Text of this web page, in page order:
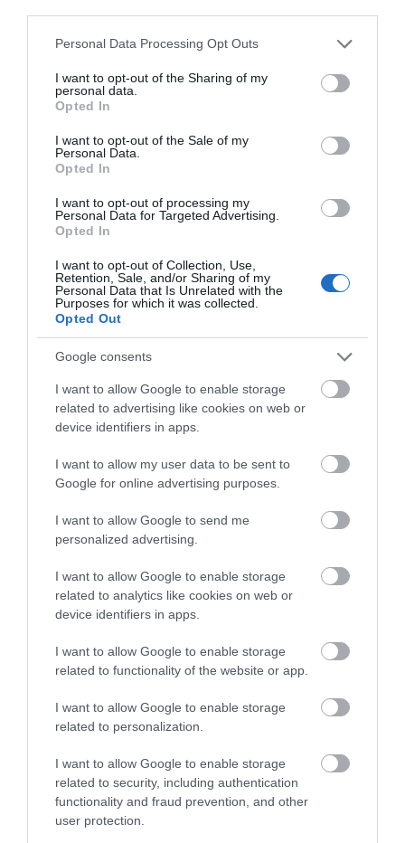
Please note that this website/app uses one or more Google
not limited to your visit or usage behaviour. You may click to
grant or deny consent to Google and its third-party tags to
use your data for below specified purposes in below Google
consent section.
Personal Data Processing Opt Outs
I want to opt-out of the Sharing of my
personal data.
Opted In
I want to opt-out of the Sale of my
Personal Data.
Opted In
I want to opt-out of processing my
Personal Data for Targeted Advertising.
Opted In
I want to opt-out of Collection, Use,
Retention, Sale, and/or Sharing of my
Personal Data that Is Unrelated with the
Purposes for which it was collected.
Opted Out
Google consents
I want to allow Google to enable storage
related to advertising like cookies on web or
device identifiers in apps.
I want to allow my user data to be sent to
Google for online advertising purposes.
I want to allow Google to send me
personalized advertising.
I want to allow Google to enable storage
related to analytics like cookies on web or
device identifiers in apps.
I want to allow Google to enable storage
related to functionality of the website or app.
I want to allow Google to enable storage
related to personalization.
I want to allow Google to enable storage
related to security, including authentication
functionality and fraud prevention, and other
user protection.
Xiaomi Mijia Cooking Robot coraz bliżej
Polski – kupimy go już za naszą
NATALIA KANIA-KUC
Dreame X40 Ultra dostępny
sprzątający?
MARTA BORKOWSKA
Kärcher wprowadza
ekskluzywną wersję
najsilniejszego
oczyszczacza powietrza
NATALIA KANIA-KUC
15 LUTEGO 2024
Monsieur Cuisine Smart wraca do
„Lidlomixa”?
6
AGD